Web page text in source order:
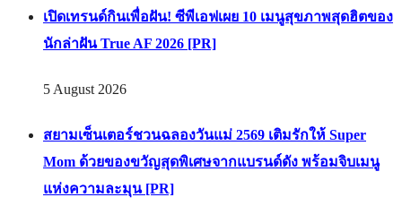
เปิดเทรนด์กินเพื่อฝัน! ซีพีเอฟเผย 10 เมนูสุขภาพสุดฮิตของ
นักล่าฝัน True AF 2026 [PR]
5 August 2026
สยามเซ็นเตอร์ชวนฉลองวันแม่ 2569 เติมรักให้ Super
Mom ด้วยของขวัญสุดพิเศษจากแบรนด์ดัง พร้อมจิบเมนู
แห่งความละมุน [PR]